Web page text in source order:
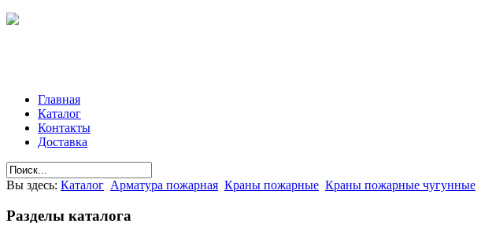
Главная
Каталог
Контакты
Доставка
Вы здесь: Каталог Арматура пожарная Краны пожарные Краны пожарные чугунные
Разделы каталога